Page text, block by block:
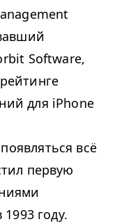
Software,
для iPhone
всё
первую
году.